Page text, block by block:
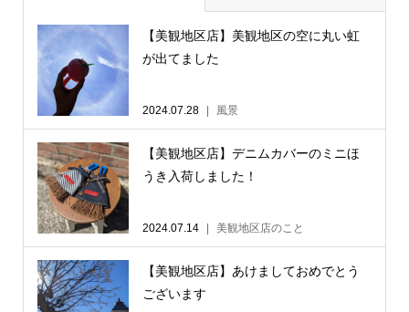
【美観地区店】美観地区の空に丸い虹
が出てました
2024.07.28 風景
【美観地区店】デニムカバーのミニほ
うき入荷しました！
2024.07.14 美観地区店のこと
【美観地区店】あけましておめでとう
ございます